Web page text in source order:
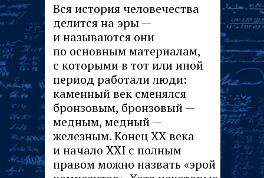
Вся история человечества
делится на эры —
и называются они
по основным материалам,
с которыми в тот или иной
период работали люди:
каменный век сменялся
бронзовым, бронзовый —
медным, медный —
железным. Конец ХХ века
и начало ХХI с полным
правом можно назвать «эрой